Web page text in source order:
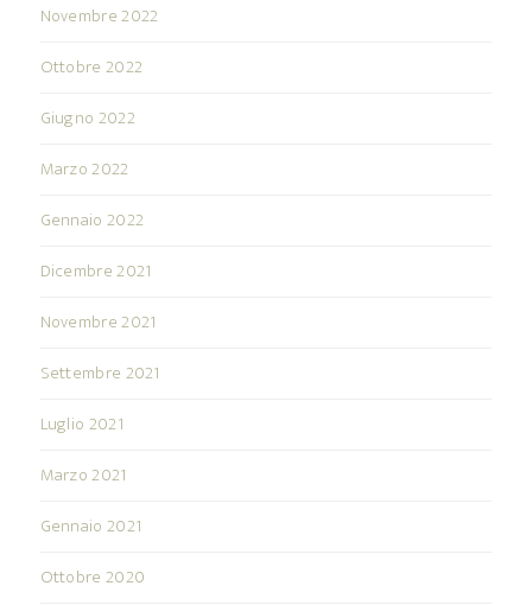
Novembre 2022
Ottobre 2022
Giugno 2022
Marzo 2022
Gennaio 2022
Dicembre 2021
Novembre 2021
Settembre 2021
Luglio 2021
Marzo 2021
Gennaio 2021
Ottobre 2020